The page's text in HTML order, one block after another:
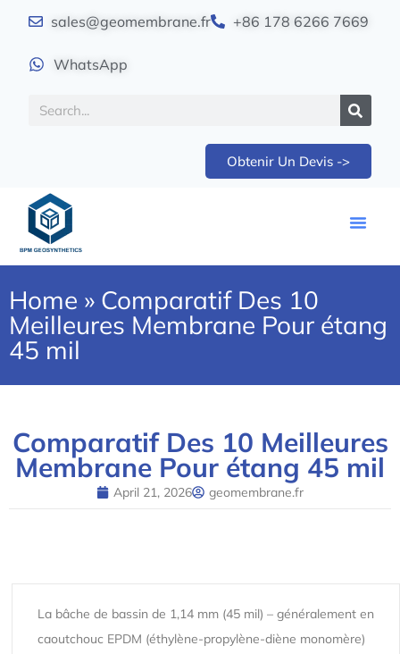
sales@geomembrane.fr +86 178 6266 7669
WhatsApp
Obtenir Un Devis ->
Home » Comparatif Des 10
Meilleures Membrane Pour étang
45 mil
Comparatif Des 10 Meilleures
Membrane Pour étang 45 mil
April 21, 2026 geomembrane.fr
La bâche de bassin de 1,14 mm (45 mil) – généralement en
caoutchouc EPDM (éthylène-propylène-diène monomère)